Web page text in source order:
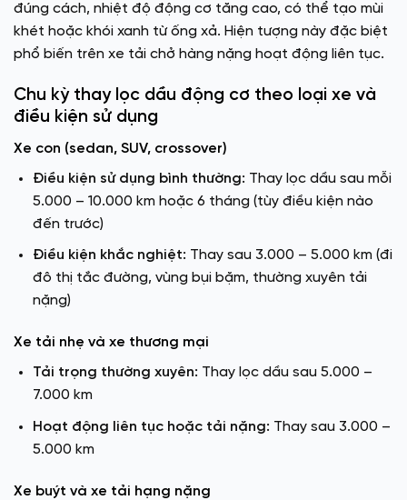
đúng cách, nhiệt độ động cơ tăng cao, có thể tạo mùi
khét hoặc khói xanh từ ống xả. Hiện tượng này đặc biệt
phổ biến trên xe tải chở hàng nặng hoạt động liên tục.
Chu kỳ thay lọc dầu động cơ theo loại xe và
điều kiện sử dụng
Xe con (sedan, SUV, crossover)
Điều kiện sử dụng bình thường: Thay lọc dầu sau mỗi
5.000 – 10.000 km hoặc 6 tháng (tùy điều kiện nào
đến trước)
Điều kiện khắc nghiệt: Thay sau 3.000 – 5.000 km (đi
đô thị tắc đường, vùng bụi bặm, thường xuyên tải
nặng)
Xe tải nhẹ và xe thương mại
Tải trọng thường xuyên: Thay lọc dầu sau 5.000 –
7.000 km
Hoạt động liên tục hoặc tải nặng: Thay sau 3.000 –
5.000 km
Xe buýt và xe tải hạng nặng